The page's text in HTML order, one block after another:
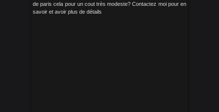
de paris cela pour un cout très modeste? Contactez moi pour en
savoir et avoir plus de détails